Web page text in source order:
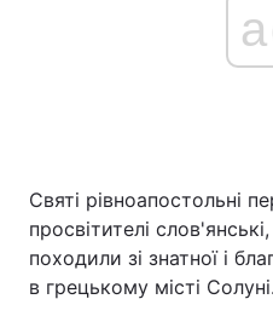
Святі рівноапостольні
просвітителі
походили зі знатної і
в грецькому місті Солуні.